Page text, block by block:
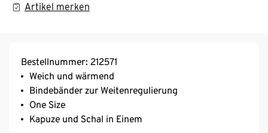
Artikel merken
Bestellnummer: 212571
Weich und wärmend
Bindebänder zur Weitenregulierung
One Size
Kapuze und Schal in Einem